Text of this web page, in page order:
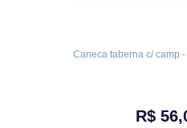
Caneca taberna c/ camp
R$